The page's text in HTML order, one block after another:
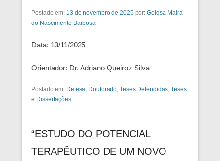
Postado em: 13 de novembro de 2025 por: Geiqsa Maira
do Nascimento Barbosa
Data: 13/11/2025
Orientador: Dr. Adriano Queiroz Silva
Postado em: Defesa, Doutorado, Teses Defendidas, Teses
e Dissertações
“ESTUDO DO POTENCIAL
TERAPÊUTICO DE UM NOVO